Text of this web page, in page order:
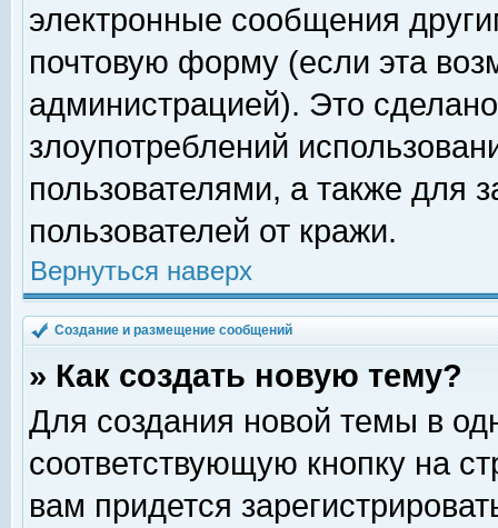
электронные сообщения
почтовую форму (если эта
администрацией). Это
злоупотреблений
пользователями, а также для
пользователей от кражи.
Вернуться наверх
Создание и размещение сообщений
» Как создать новую тему?
Для создания новой темы в
соответствующую кнопку на
вам придется